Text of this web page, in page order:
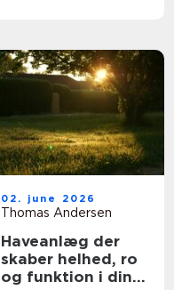
02. june 2026
Thomas Andersen
Haveanlæg der
skaber helhed, ro
og funktion i din